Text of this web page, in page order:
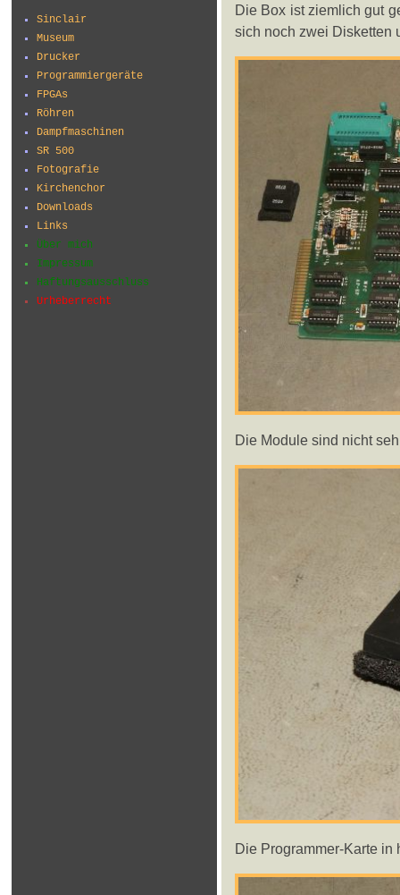
Sinclair
Museum
Drucker
Programmiergeräte
FPGAs
Röhren
Dampfmaschinen
SR 500
Fotografie
Kirchenchor
Downloads
Links
Über mich
Impressum
Haftungsausschluss
Urheberrecht
Die Box ist ziemlich gut
sich noch zwei Disketten
Die Module sind nicht
Die Programmer-Karte in